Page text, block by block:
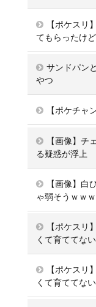
【ポケスリ
てもらったけ
サンドパン
やつ
【ポケチャ
【画像】チ
る疑惑が浮上
【画像】白
ゃ弱そうｗｗ
【ポケスリ
くて育ててな
【ポケスリ
くて育ててな